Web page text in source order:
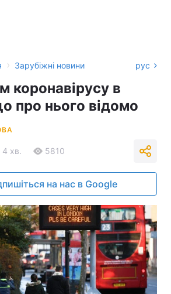
› Зарубіжні новини рус
коронавірусу в
про нього відомо
4 хв. 5810
на нас в Google